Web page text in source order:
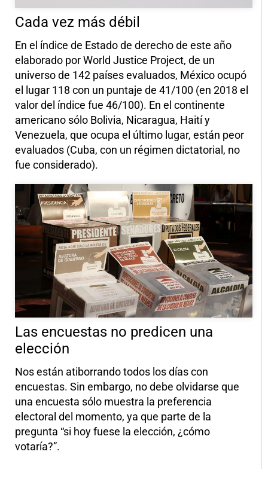
Cada vez más débil
En el índice de Estado de derecho de este año
elaborado por World Justice Project, de un
universo de 142 países evaluados, México ocupó
el lugar 118 con un puntaje de 41/100 (en 2018 el
valor del índice fue 46/100). En el continente
americano sólo Bolivia, Nicaragua, Haití y
Venezuela, que ocupa el último lugar, están peor
evaluados (Cuba, con un régimen dictatorial, no
fue considerado).
Las encuestas no predicen una
elección
Nos están atiborrando todos los días con
encuestas. Sin embargo, no debe olvidarse que
una encuesta sólo muestra la preferencia
electoral del momento, ya que parte de la
pregunta “si hoy fuese la elección, ¿cómo
votaría?”.